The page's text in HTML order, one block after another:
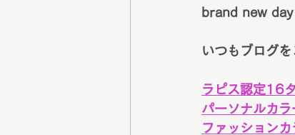
brand new day
いつもブログ
ラピス認定16
パーソナルカラ
ファッション